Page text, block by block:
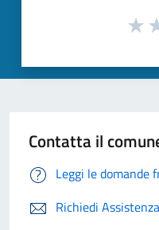
Contatta il
Leggi le domande
Richiedi Assistenza